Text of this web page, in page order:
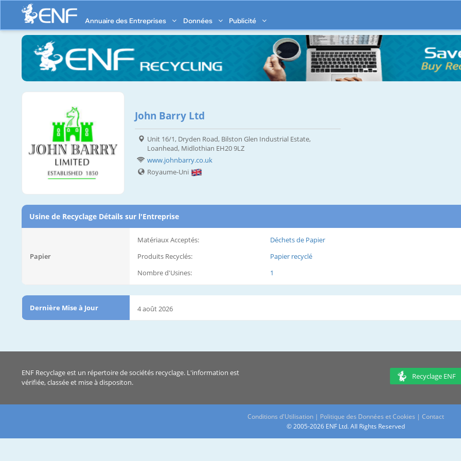
Annuaire des Entreprises Données Publicité
John Barry Ltd
Unit 16/1, Dryden Road, Bilston Glen Industrial Estate,
Loanhead, Midlothian EH20 9LZ
www.johnbarry.co.uk
Royaume-Uni
Usine de Recyclage Détails sur l'Entreprise
Papier
Matériaux Acceptés:
Déchets de Papier
Produits Recyclés:
Papier recyclé
Nombre d'Usines:
1
Dernière Mise à Jour 4 août 2026
ENF Recyclage est un répertoire de sociétés recyclage. L'information est
vérifiée, classée et mise à dispositon.
Recyclage ENF
Conditions d'Utilisation | Politique des Données et Cookies | Contact
© 2005-2026 ENF Ltd. All Rights Reserved